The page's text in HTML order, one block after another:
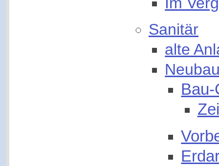
Sanitär
alte